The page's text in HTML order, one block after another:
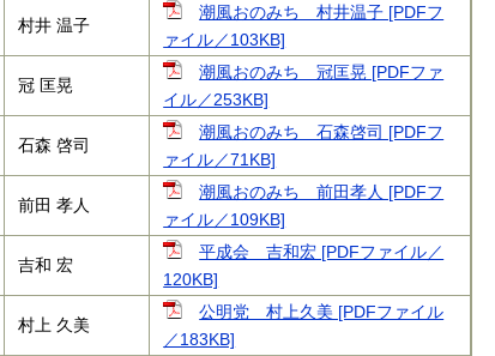
村井 温子
潮風おのみち 村井温子 [PDFフ
ァイル／103KB]
冠 匡晃
潮風おのみち 冠匡晃 [PDFファ
イル／253KB]
石森 啓司
潮風おのみち 石森啓司 [PDFフ
ァイル／71KB]
前田 孝人
潮風おのみち 前田孝人 [PDFフ
ァイル／109KB]
吉和 宏
平成会 吉和宏 [PDFファイル／
120KB]
村上 久美
公明党 村上久美 [PDFファイル
／183KB]